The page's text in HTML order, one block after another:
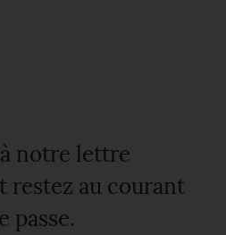
notre lettre
restez au courant
passe.